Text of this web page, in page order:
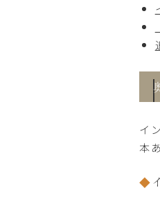
イ
本